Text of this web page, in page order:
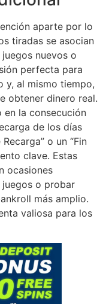
aparte por lo
tiradas se asocian
nuevos o
perfecta para
y, al mismo tiempo,
obtener dinero real.
en la consecución
de los días
o un “Fin
clave. Estas
ocasiones
juegos o probar
más amplio.
valiosa para los